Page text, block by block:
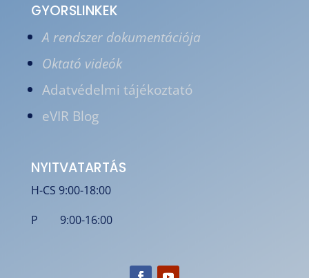
GYORSLINKEK
A rendszer dokumentációja
Oktató videók
Adatvédelmi tájékoztató
eVIR Blog
NYITVATARTÁS
H-CS 9:00-18:00
P 9:00-16:00